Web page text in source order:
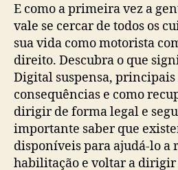
E como a primeira vez a
vale se cercar de todos os
sua vida como motorista
direito. Descubra o que
Digital suspensa, principais
consequências e como
dirigir de forma legal e
importante saber que
disponíveis para ajudá-lo a
habilitação e voltar a dirigir